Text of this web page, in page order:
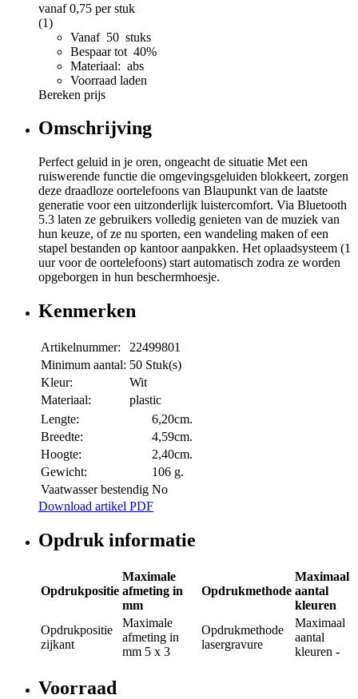
vanaf0,75 per stuk
(1)
Vanaf 50 stuks
Bespaar tot 40%
Materiaal: abs
Voorraad laden
Bereken prijs
Omschrijving
Perfect geluid in je oren, ongeacht de situatie Met een
ruiswerende functie die omgevingsgeluiden blokkeert, zorgen
deze draadloze oortelefoons van Blaupunkt van de laatste
generatie voor een uitzonderlijk luistercomfort. Via Bluetooth
5.3 laten ze gebruikers volledig genieten van de muziek van
hun keuze, of ze nu sporten, een wandeling maken of een
stapel bestanden op kantoor aanpakken. Het oplaadsysteem (1
uur voor de oortelefoons) start automatisch zodra ze worden
opgeborgen in hun beschermhoesje.
Kenmerken
Artikelnummer:
22499801
Minimum aantal: 50 Stuk(s)
Kleur:
Wit
Materiaal:
plastic
Lengte:
6,20cm.
Breedte:
4,59cm.
Hoogte:
2,40cm.
Gewicht:
106 g.
Vaatwasser bestendig No
Download artikel PDF
Opdruk informatie
Opdrukpositie
Maximale
afmeting in
mm
Opdrukmethode
Maximaal
aantal
kleuren
Opdrukpositie
zijkant
Maximale
afmeting in
mm 5 x 3
Opdrukmethode
lasergravure
Maximaal
aantal
kleuren -
Voorraad